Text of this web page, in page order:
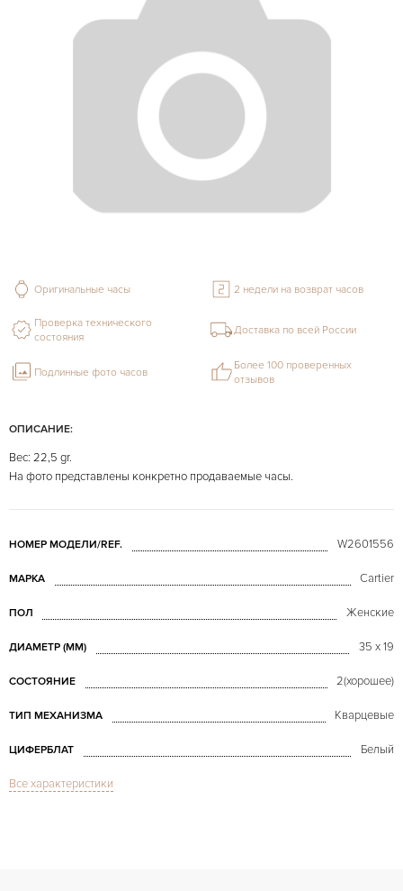
ОПИСАНИЕ:
Вес: 22,5 gr.
На фото представлены конкретно продаваемые часы.
НОМЕР МОДЕЛИ/REF. W2601556
МАРКА Cartier
ПОЛ Женские
ДИАМЕТР (MM) 35 x 19
СОСТОЯНИЕ 2(хорошее)
ТИП МЕХАНИЗМА Кварцевые
ЦИФЕРБЛАТ Белый
СТЕКЛО
Все характеристики
Оригинальные часы 2 недели на возврат часов
Проверка технического
состояния
Доставка по всей России
Подлинные фото часов
Более 100 проверенных
отзывов